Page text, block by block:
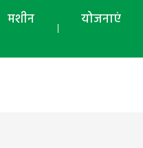
मशीन योजनाएं